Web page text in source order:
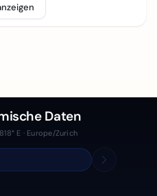
Daten
E · Europe/Zurich